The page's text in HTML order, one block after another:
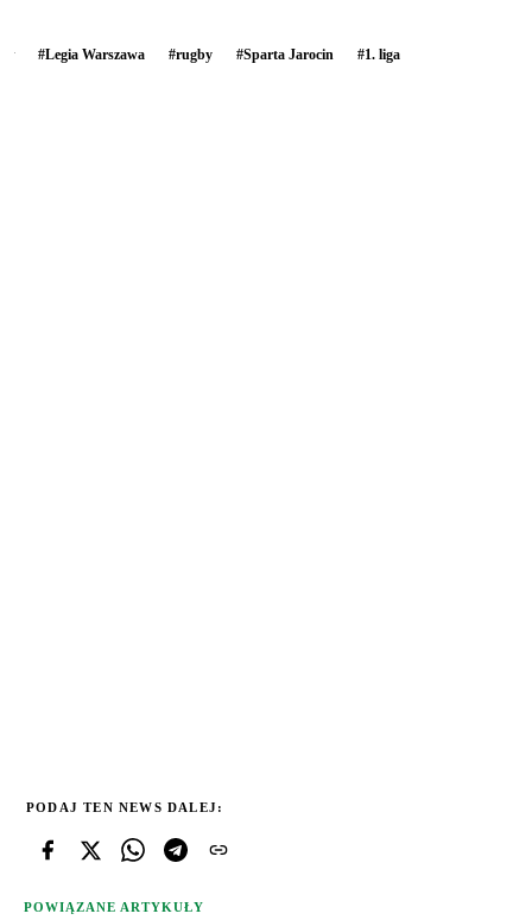
#Legia Warszawa #rugby #Sparta Jarocin #1. liga
PODAJ TEN NEWS DALEJ:
POWIĄZANE ARTYKUŁY